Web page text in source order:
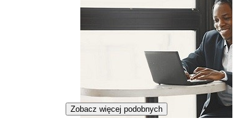
Zobacz więcej podobnych